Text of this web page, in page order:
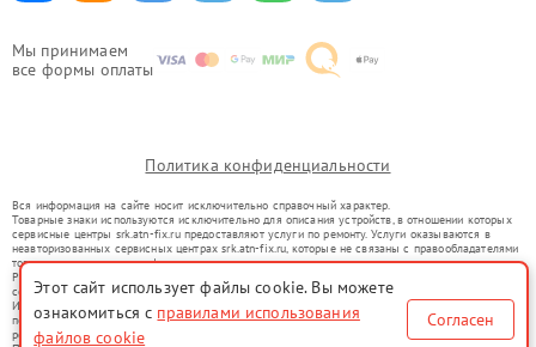
Мы принимаем
все формы оплаты
Политика конфиденциальности
Вся информация на сайте носит исключительно справочный характер.
Товарные знаки используются исключительно для описания устройств, в отношении которых
сервисные центры srk.atn-fix.ru предоставляют услуги по ремонту. Услуги оказываются в
неавторизованных сервисных центрах srk.atn-fix.ru, которые не связаны с правообладателями
товарных знаков или их официальными представителями.
Ремонт осуществляется для устройств, уже введенных в гражданский оборот в соответствии
со статьей 1487 ГК РФ.
Использование товарных знаков не преследует цели индивидуализации услуг или введения
потребителей в заблуждение, а служит для информирования о предоставляемых услугах по
ремонту техники указанных брендов.
Этот сайт использует файлы cookie. Вы можете
ознакомиться с правилами использования
файлов cookie
Согласен